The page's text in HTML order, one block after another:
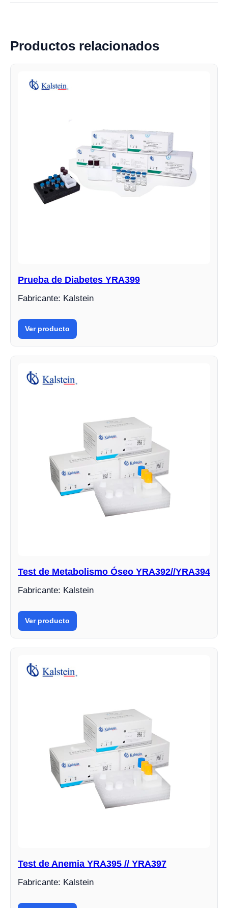
Productos relacionados
Prueba de Diabetes YRA399
Fabricante: Kalstein
Ver producto
Test de Metabolismo Óseo YRA392//YRA394
Fabricante: Kalstein
Ver producto
Test de Anemia YRA395 // YRA397
Fabricante: Kalstein